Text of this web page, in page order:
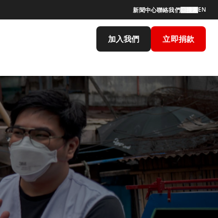
新聞中心聯絡我們 EN
加入我們 立即捐款